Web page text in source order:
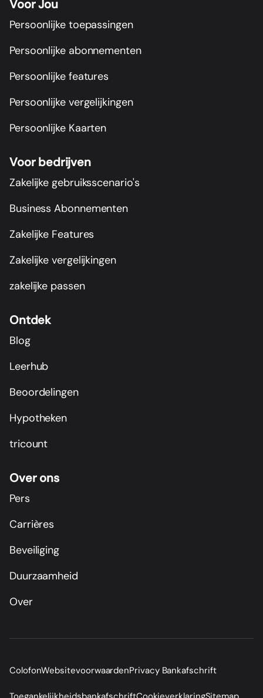
Voor Jou
Persoonlijke toepassingen
Persoonlijke abonnementen
Persoonlijke features
Persoonlijke vergelijkingen
Persoonlijke Kaarten
Voor bedrijven
Zakelijke gebruiksscenario's
Business Abonnementen
Zakelijke Features
Zakelijke vergelijkingen
zakelijke passen
Ontdek
Blog
Leerhub
Beoordelingen
Hypotheken
tricount
Over ons
Pers
Carrières
Beveiliging
Duurzaamheid
Over
ColofonWebsitevoorwaardenPrivacy Bankafschrift